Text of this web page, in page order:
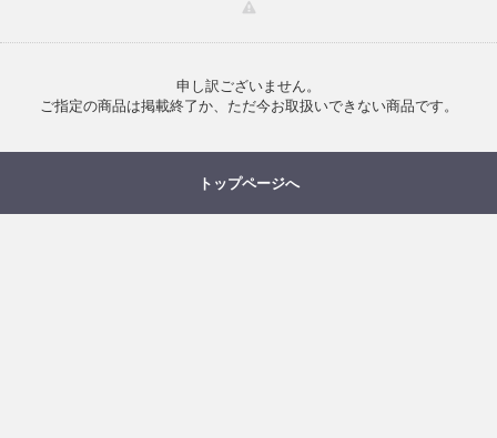
申し訳ございません。
ご指定の商品は掲載終了か、ただ今お取扱いできない商品です。
トップページへ